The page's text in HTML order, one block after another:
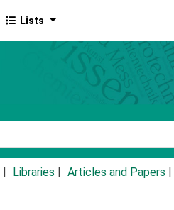
Lists
Libraries Articles and Papers